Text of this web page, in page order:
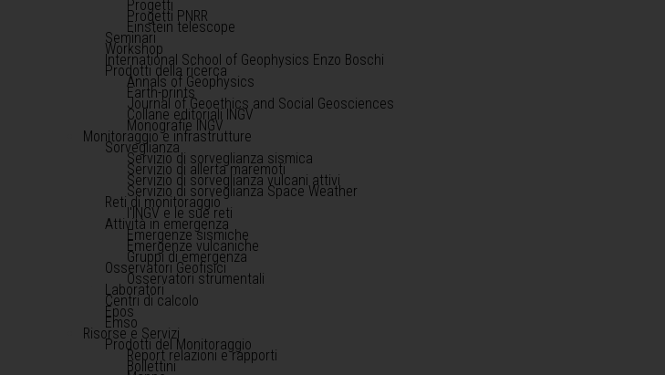
Progetti
Progetti PNRR
Einstein telescope
Seminari
Workshop
International School of Geophysics Enzo Boschi
Prodotti della ricerca
Annals of Geophysics
Earth-prints
Journal of Geoethics and Social Geosciences
Collane editoriali INGV
Monografie INGV
Monitoraggio e infrastrutture
Sorveglianza
Servizio di sorveglianza sismica
Servizio di allerta maremoti
Servizio di sorveglianza vulcani attivi
Servizio di sorveglianza Space Weather
Reti di monitoraggio
l'INGV e le sue reti
Attività in emergenza
Emergenze sismiche
Emergenze vulcaniche
Gruppi di emergenza
Osservatori Geofisici
Osservatori strumentali
Laboratori
Centri di calcolo
Epos
Emso
Risorse e Servizi
Prodotti del Monitoraggio
Report relazioni e rapporti
Bollettini